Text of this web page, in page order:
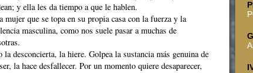
y ella les da tiempo a que le hablen.
mujer que se topa en su propia casa con la fuerza y la
masculina, como nos suele pasar a muchas de
la desconcierta, la hiere. Golpea la sustancia más genuina de
la hace desfallecer. Por un momento quiere desaparecer,